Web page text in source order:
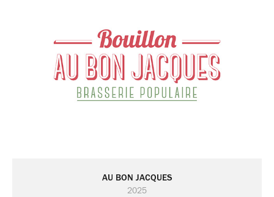
AU BON JACQUES
2025